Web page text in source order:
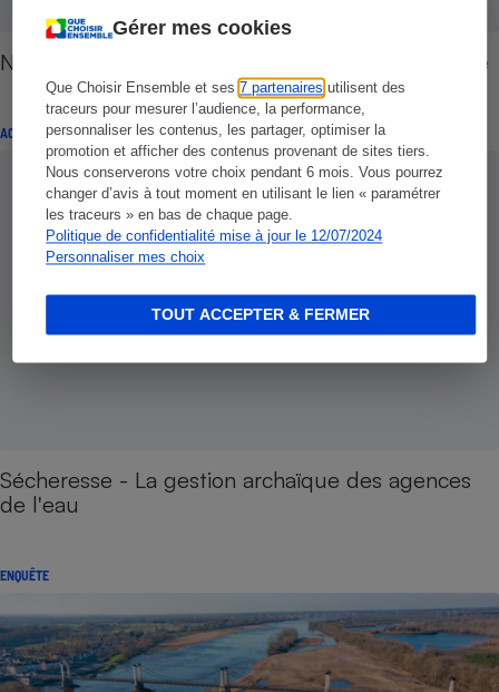
Gérer mes cookies
Que Choisir Ensemble et ses7 partenaires utilisent des
traceurs pour mesurer l’audience, la performance,
personnaliser les contenus, les partager, optimiser la
promotion et afficher des contenus provenant de sites tiers.
Nous conserverons votre choix pendant 6 mois. Vous pourrez
changer d’avis à tout moment en utilisant le lien « paramétrer
les traceurs » en bas de chaque page.
Politique de confidentialité mise à jour le 12/07/2024
Personnaliser mes choix
TOUT ACCEPTER & FERMER
Nitrates dans l'eau - La pollution coule de source
ACTION QUE CHOISIR ENSEMBLE
Sécheresse - La gestion archaïque des agences
de l'eau
ENQUÊTE